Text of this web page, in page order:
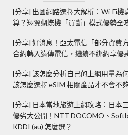
[分享] 出國網路選擇大解析：Wi-Fi機
算？翔翼蝴蝶機「買斷」模式優勢全
[分享] 好消息！亞太電信「部分資費
合約轉入遠傳電信，繼續不綁約享優
[分享] 該怎麼分析自己的上網用量為
該怎麼選擇 eSIM 相關產品才不會不
[分享] 日本當地旅遊上網攻略：日本
優劣大公開！NTT DOCOMO、
KDDI (au) 怎麼選？